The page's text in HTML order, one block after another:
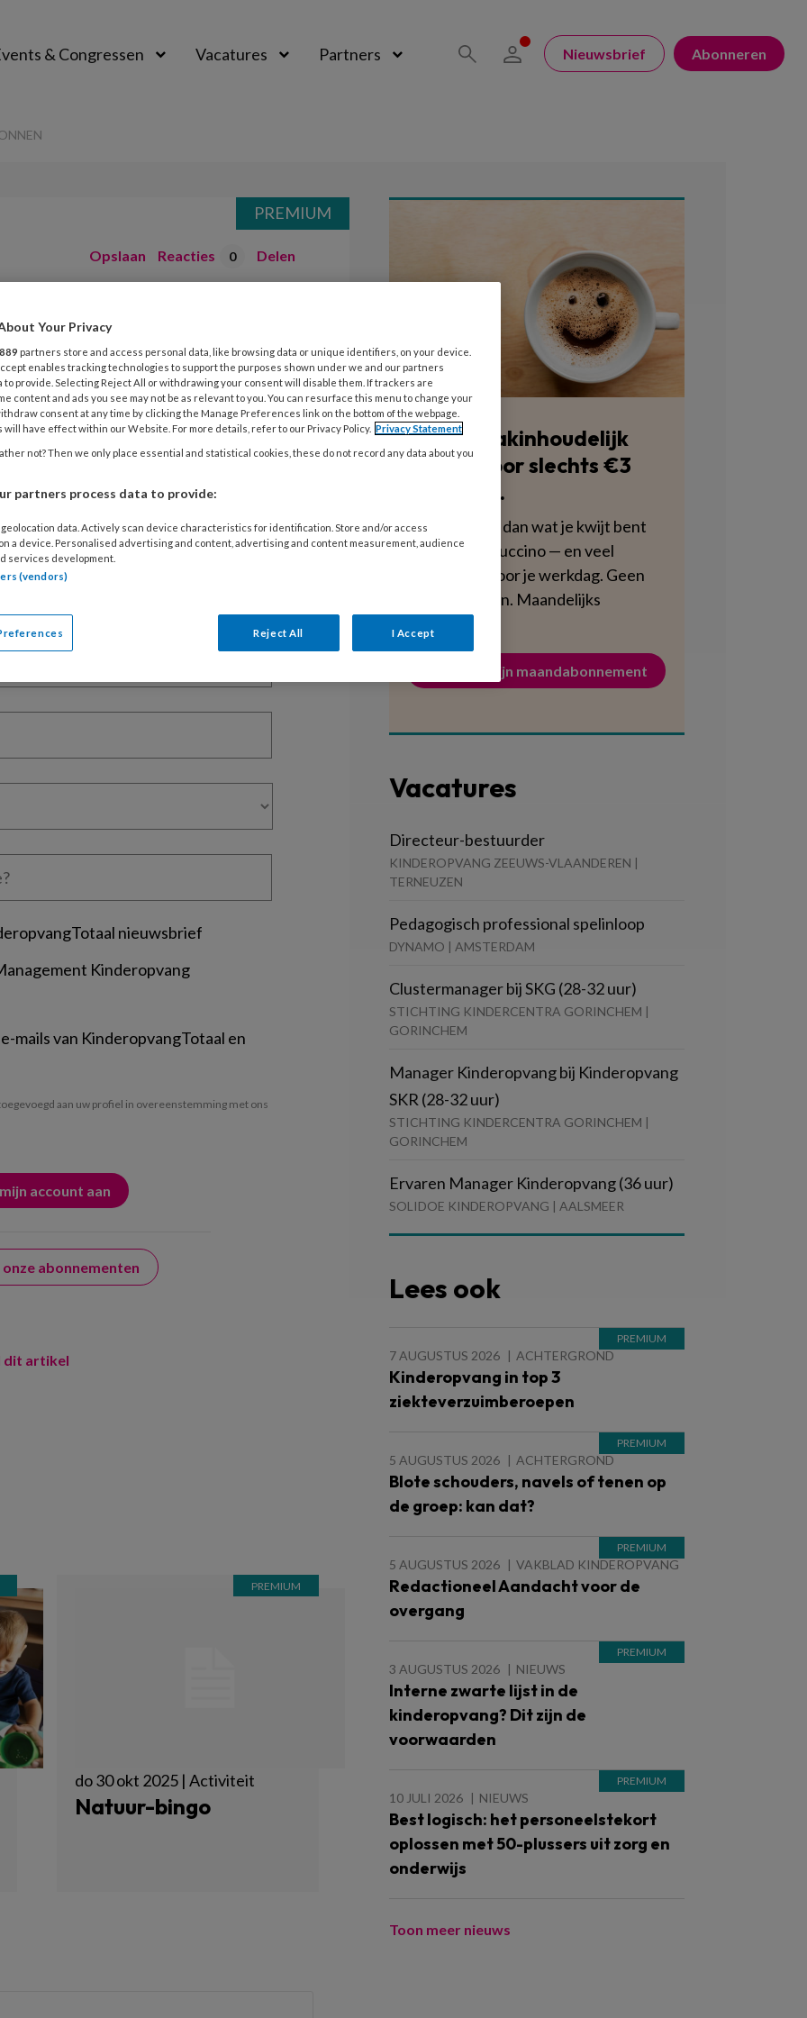
& Congressen Vacatures Partners Nieuwsbrief Abonneren
Opslaan Reacties 0 Delen
begonnen
lezen?
lees 2 artikelen gratis per maand
nieuwsbrief
Kinderopvang
mails van KinderopvangTotaal en
aan uw profiel in overeenstemming met ons
abonnementen
PREMIUM
dit artikel
do 30 okt 2025 | Activiteit
Natuur-bingo
Blijf vakinhoudelijk
scherp voor slechts €3
per week.
Dat is minder dan wat je kwijt bent
aan een cappuccino — en veel
voedzamer voor je werkdag. Geen
verplichtingen. Maandelijks
opzegbaar.
Activeer mijn maandabonnement
Vacatures
Directeur-bestuurder
KINDEROPVANG ZEEUWS-VLAANDEREN |
TERNEUZEN
Pedagogisch professional spelinloop
DYNAMO | AMSTERDAM
Clustermanager bij SKG (28-32 uur)
STICHTING KINDERCENTRA GORINCHEM |
GORINCHEM
Manager Kinderopvang bij Kinderopvang
SKR (28-32 uur)
STICHTING KINDERCENTRA GORINCHEM |
GORINCHEM
Ervaren Manager Kinderopvang (36 uur)
SOLIDOE KINDEROPVANG | AALSMEER
Lees ook
7 AUGUSTUS 2026 ACHTERGROND
Kinderopvang in top 3
ziekteverzuimberoepen
5 AUGUSTUS 2026 ACHTERGROND
Blote schouders, navels of tenen op
de groep: kan dat?
5 AUGUSTUS 2026 VAKBLAD KINDEROPVANG
Redactioneel Aandacht voor de
overgang
3 AUGUSTUS 2026 NIEUWS
Interne zwarte lijst in de
kinderopvang? Dit zijn de
voorwaarden
10 JULI 2026 NIEUWS
Best logisch: het personeelstekort
oplossen met 50-plussers uit zorg en
onderwijs
Toon meer nieuws
Your Privacy
889 partners store and access personal data, like browsing data or unique identifiers, on your device.
enables tracking technologies to support the purposes shown under we and our partners
to provide. Selecting Reject All or withdrawing your consent will disable them. If trackers are
content and ads you see may not be as relevant to you. You can resurface this menu to change your
consent at any time by clicking the Manage Preferences link on the bottom of the webpage.
will have effect within our Website. For more details, refer to our Privacy Policy. Privacy Statement
not? Then we only place essential and statistical cookies, these do not record any data about you
partners process data to provide:
data. Actively scan device characteristics for identification. Store and/or access
a device. Personalised advertising and content, advertising and content measurement, audience
services development.
(vendors)
Reject All I Accept